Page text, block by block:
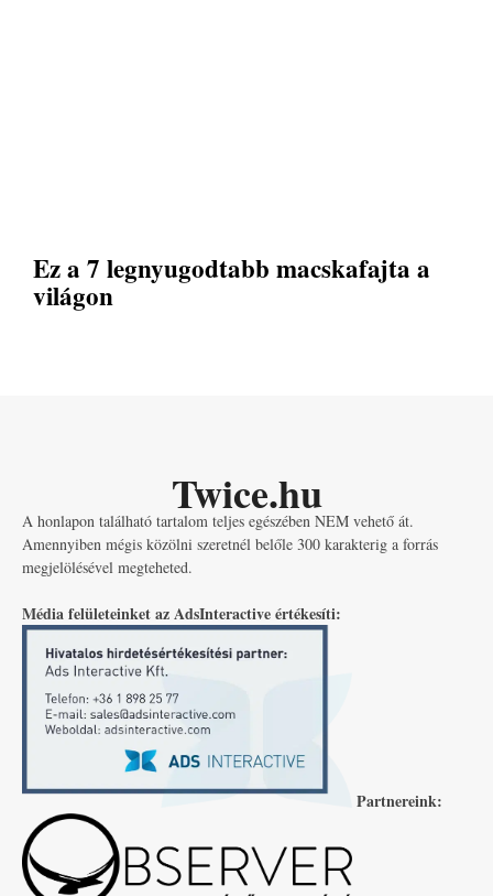
Ez a 7 legnyugodtabb macskafajta a
világon
Twice.hu
A honlapon található tartalom teljes egészében NEM vehető át.
Amennyiben mégis közölni szeretnél belőle 300 karakterig a forrás
megjelölésével megteheted.
Média felületeinket az AdsInteractive értékesíti:
Partnereink: